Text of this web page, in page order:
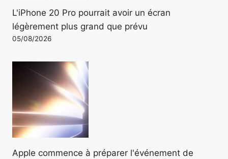
L'iPhone 20 Pro pourrait avoir un écran
légèrement plus grand que prévu
05/08/2026
Apple commence à préparer l'événement de